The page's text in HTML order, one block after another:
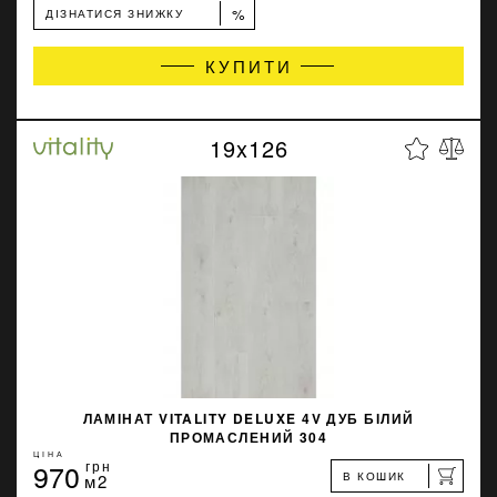
ДІЗНАТИСЯ ЗНИЖКУ %
КУПИТИ
19x126
ЛАМІНАТ VITALITY DELUXE 4V ДУБ БІЛИЙ
ПРОМАСЛЕНИЙ 304
ЦІНА
970 грн
м2 В КОШИК